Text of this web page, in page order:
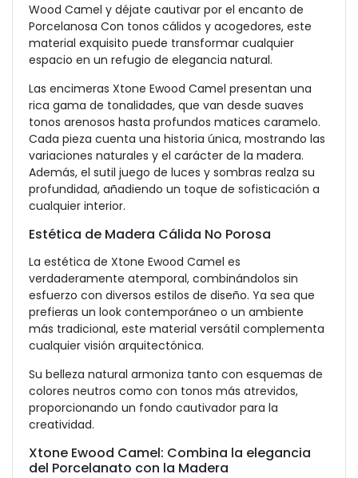
Wood Camel y déjate cautivar por el encanto de
Porcelanosa Con tonos cálidos y acogedores, este
material exquisito puede transformar cualquier
espacio en un refugio de elegancia natural.
Las encimeras Xtone Ewood Camel presentan una
rica gama de tonalidades, que van desde suaves
tonos arenosos hasta profundos matices caramelo.
Cada pieza cuenta una historia única, mostrando las
variaciones naturales y el carácter de la madera.
Además, el sutil juego de luces y sombras realza su
profundidad, añadiendo un toque de sofisticación a
cualquier interior.
Estética de Madera Cálida No Porosa
La estética de Xtone Ewood Camel es
verdaderamente atemporal, combinándolos sin
esfuerzo con diversos estilos de diseño. Ya sea que
prefieras un look contemporáneo o un ambiente
más tradicional, este material versátil complementa
cualquier visión arquitectónica.
Su belleza natural armoniza tanto con esquemas de
colores neutros como con tonos más atrevidos,
proporcionando un fondo cautivador para la
creatividad.
Xtone Ewood Camel: Combina la elegancia
del Porcelanato con la Madera